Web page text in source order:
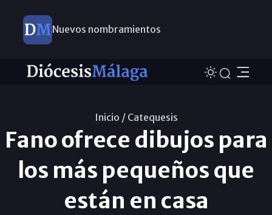
Nuevos nombramientos
Inicio / Catequesis
Fano ofrece dibujos para
los más pequeños que
están en casa